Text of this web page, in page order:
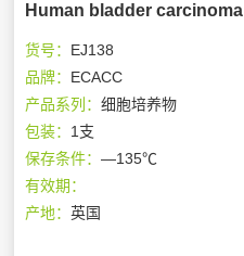
Human bladder carcinoma
货号： EJ138
品牌： ECACC
产品系列：细胞培养物
包装： 1支
保存条件：—135℃
有效期：
产地：英国